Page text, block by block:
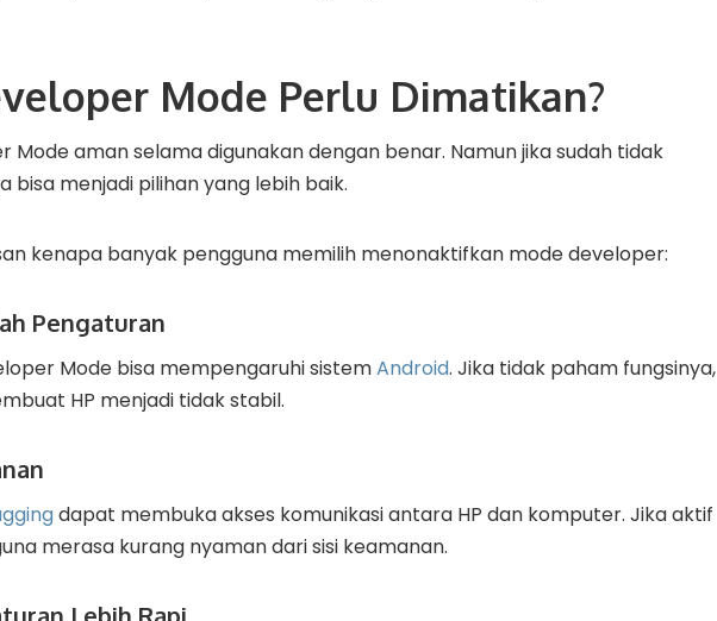
Mode Perlu Dimatikan?
Mode aman selama digunakan dengan benar. Namun jika sudah tidak
bisa menjadi pilihan yang lebih baik.
kenapa banyak pengguna memilih menonaktifkan mode developer:
Pengaturan
Mode bisa mempengaruhi sistemAndroid. Jika tidak paham fungsinya,
HP menjadi tidak stabil.
dapat membuka akses komunikasi antara HP dan komputer. Jika aktif
merasa kurang nyaman dari sisi keamanan.
Lebih Rapi